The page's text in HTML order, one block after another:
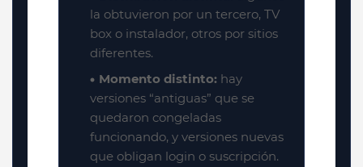
la obtuvieron por un tercero, TV
box o instalador, otros por sitios
diferentes.
Momento distinto: hay
versiones “antiguas” que se
quedaron congeladas
funcionando, y versiones nuevas
que obligan login o suscripción.